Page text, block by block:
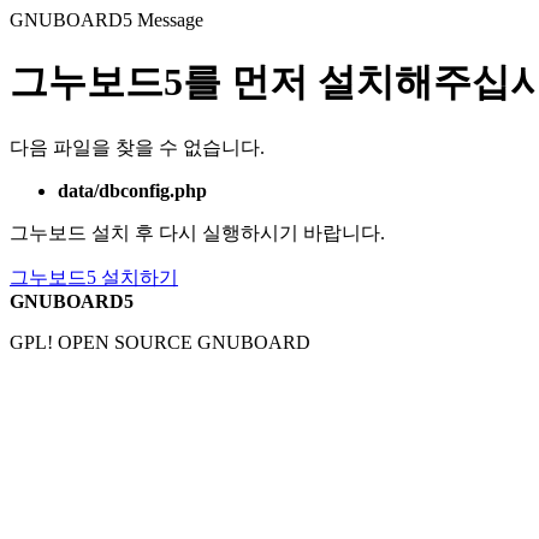
GNUBOARD5 Message
그누보드5를 먼저 설치해주십
다음 파일을 찾을 수 없습니다.
data/dbconfig.php
그누보드 설치 후 다시 실행하시기 바랍니다.
그누보드5 설치하기
GNUBOARD5
GPL! OPEN SOURCE GNUBOARD